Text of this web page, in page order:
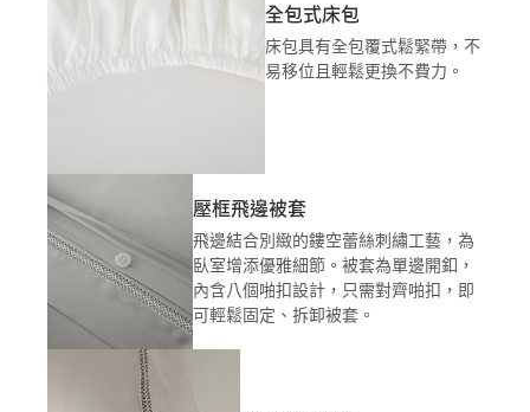
全包式床包
床包具有全包覆式鬆緊帶，不
易移位且輕鬆更換不費力。
壓框飛邊被套
飛邊結合別緻的鏤空蕾絲刺繡工藝，為
臥室增添優雅細節。被套為單邊開釦，
內含八個啪扣設計，只需對齊啪扣，即
可輕鬆固定、拆卸被套。